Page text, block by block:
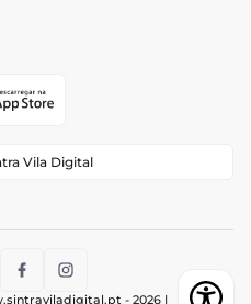
Vila Digital
- 2026 |